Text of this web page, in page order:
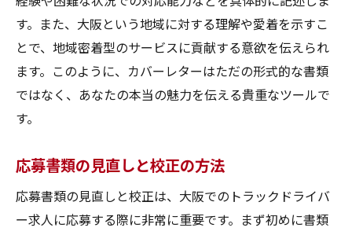
す。また、大阪という地域に対する理解や愛着を示すこ
とで、地域密着型のサービスに貢献する意欲を伝えられ
ます。このように、カバーレターはただの形式的な書類
ではなく、あなたの本当の魅力を伝える貴重なツールで
す。
応募書類の見直しと校正の方法
応募書類の見直しと校正は、大阪でのトラックドライバ
ー求人に応募する際に非常に重要です。まず初めに書類